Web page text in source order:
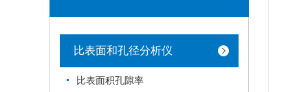
比表面和孔径分析仪
比表面积孔隙率